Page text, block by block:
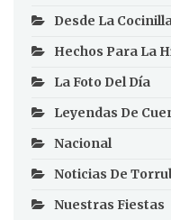
Desde La
Hechos Para La
La Foto Del Día
Leyendas De
Nacional
Noticias De
Nuestras Fiestas